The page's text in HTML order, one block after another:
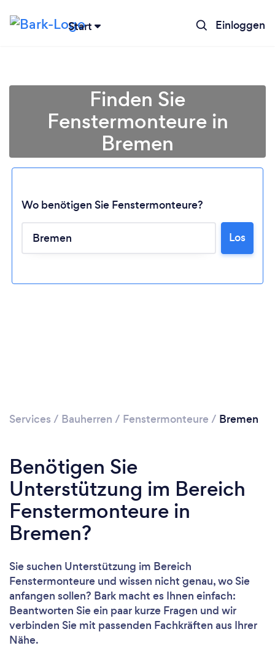
Start Einloggen
Lädt ...
Finden Sie
Fenstermonteure in
Bremen
Wo benötigen Sie Fenstermonteure?
Los
Services / Bauherren / Fenstermonteure / Bremen
Benötigen Sie
Unterstützung im Bereich
Fenstermonteure in
Bremen?
Sie suchen Unterstützung im Bereich
Fenstermonteure und wissen nicht genau, wo Sie
anfangen sollen? Bark macht es Ihnen einfach:
Beantworten Sie ein paar kurze Fragen und wir
verbinden Sie mit passenden Fachkräften aus Ihrer
Nähe.